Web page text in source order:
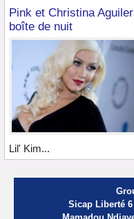
Pink et Christina
boîte de nuit
Lil' Kim...
Sicap Liberté